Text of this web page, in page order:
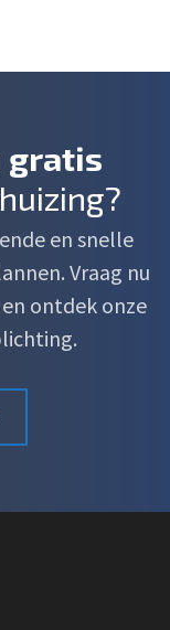
gratis
en snelle
Vraag nu
ontdek onze